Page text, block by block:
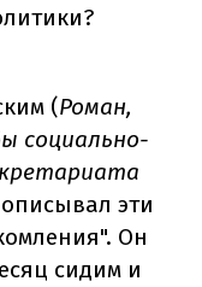
(Роман,
социально-
эти
Он
сидим и